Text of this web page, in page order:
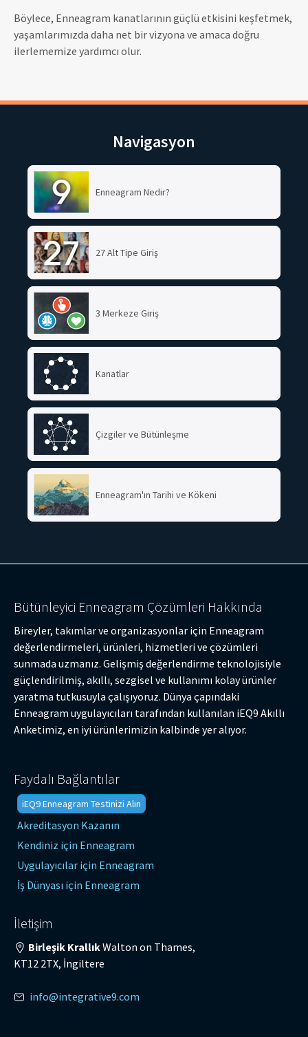
Böylece, Enneagram kanatlarının güçlü etkisini keşfetmek,
yaşamlarımızda daha net bir vizyona ve amaca doğru
ilerlememize yardımcı olur.
Navigasyon
Enneagram Nedir?
27 Alt Tipe Giriş
3 Merkeze Giriş
Kanatlar
Çizgiler ve Bütünleşme
Enneagram'ın Tarihi ve Kökeni
Bütünleyici Enneagram Çözümleri Hakkında
Bireyler, takımlar ve organizasyonlar için Enneagram
değerlendirmeleri, ürünleri, hizmetleri ve çözümleri
sunmada uzmanız. Gelişmiş değerlendirme teknolojisiyle
güçlendirilmiş, akıllı, sezgisel ve kullanımı kolay ürünler
yaratma tutkusuyla çalışıyoruz. Dünya çapındaki
Enneagram uygulayıcıları tarafından kullanılan iEQ9 Akıllı
Anketimiz, en iyi ürünlerimizin kalbinde yer alıyor.
Faydalı Bağlantılar
iEQ9 Enneagram Testinizi Alın
Akreditasyon Kazanın
Kendiniz için Enneagram
Uygulayıcılar için Enneagram
İş Dünyası için Enneagram
İletişim
Birleşik KrallıkWalton on Thames,
KT12 2TX, İngiltere
info@integrative9.com